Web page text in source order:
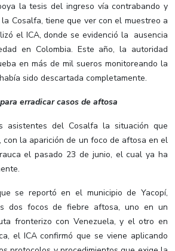
la tesis del ingreso vía contrabando y
Cosalfa, tiene que ver con el muestreo a
el ICA, donde se evidenció la ausencia
en Colombia. Este año, la autoridad
en más de mil sueros monitoreando la
sido descartada completamente.
erradicar casos de aftosa
asistentes del Cosalfa la situación que
con la aparición de un foco de aftosa en el
el pasado 23 de junio, el cual ya ha
se reportó en el municipio de Yacopí,
dos focos de fiebre aftosa, uno en un
fronterizo con Venezuela, y el otro en
el ICA confirmó que se viene aplicando